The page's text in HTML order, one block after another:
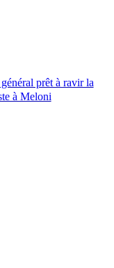
prêt à ravir la
à Meloni